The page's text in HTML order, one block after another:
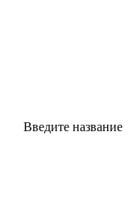
Введите название